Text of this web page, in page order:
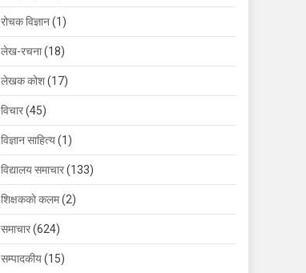
रोचक विज्ञान(1)
लेख-रचना(18)
लेखक कोश(17)
विचार(45)
विज्ञान साहित्य(1)
विद्यालय समाचार(133)
शिक्षककाे कलम(2)
समाचार(624)
सम्पादकीय(15)